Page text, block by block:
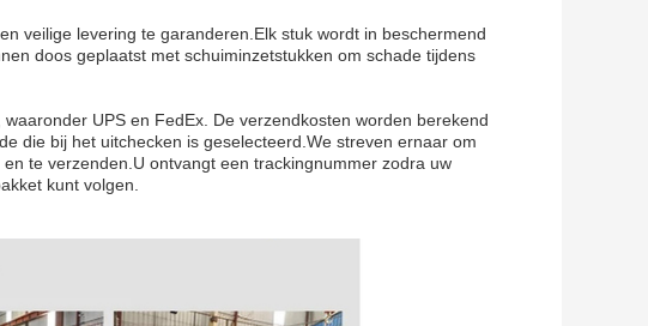
veilige levering te garanderen.Elk stuk wordt in beschermend
doos geplaatst met schuiminzetstukken om schade tijdens
UPS en FedEx. De verzendkosten worden berekend
die bij het uitchecken is geselecteerd.We streven ernaar om
te verzenden.U ontvangt een trackingnummer zodra uw
kunt volgen.